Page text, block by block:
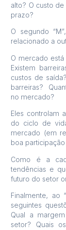
alto? O custo
prazo?
O segundo
relacionado a
O mercado
Existem
custos de
barreiras?
no mercado?
Eles controlam
do ciclo de
mercado (em
boa
Como é a
tendências e
futuro do setor
Finalmente, ao
seguintes
Qual a
setor? Quais